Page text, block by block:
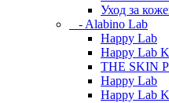
Уход за
- Alabino Lab
Happy Lab
Happy Lab
THE SKIN
Happy Lab
Happy Lab